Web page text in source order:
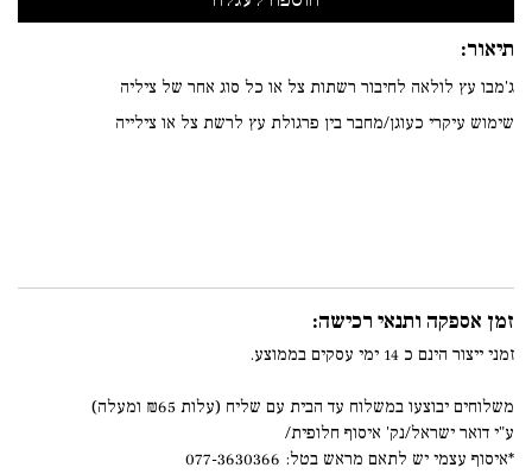
תיאור:
ג'מבו עץ לולאה לחיבור רשתות צל או כל סוג אחר של ציליה
שימוש עיקרי כעוגן/מחבר בין פרגולת עץ לרשת צל או צילייה
זמן אספקה ותנאי רכישה:
זמני ייצור הינם כ 14 ימי עסקים בממוצע.
משלוחים יבוצעו במשלוח עד הבית עם שליח (עלות ₪65 ומעלה)
ע"י דואר ישראל/נק' איסוף חלופית/
*איסוף עצמי יש לתאם מראש בטל: 077-3630366